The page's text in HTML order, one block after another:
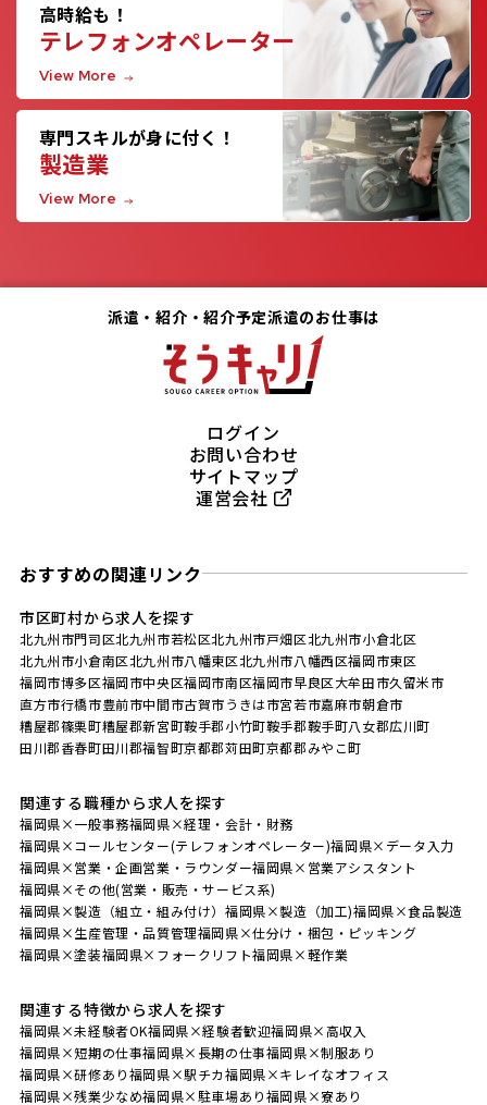
高時給も！
テレフォンオペレーター
View More
専門スキルが身に付く！
製造業
View More
派遣・紹介・紹介予定派遣のお仕事は
ログイン
お問い合わせ
サイトマップ
運営会社
おすすめの関連リンク
市区町村から求人を探す
北九州市門司区北九州市若松区北九州市戸畑区北九州市小倉北区
北九州市小倉南区北九州市八幡東区北九州市八幡西区福岡市東区
福岡市博多区福岡市中央区福岡市南区福岡市早良区大牟田市久留米市
直方市行橋市豊前市中間市古賀市うきは市宮若市嘉麻市朝倉市
糟屋郡篠栗町糟屋郡新宮町鞍手郡小竹町鞍手郡鞍手町八女郡広川町
田川郡香春町田川郡福智町京都郡苅田町京都郡みやこ町
関連する職種から求人を探す
福岡県×一般事務福岡県×経理・会計・財務
福岡県×コールセンター(テレフォンオペレーター)福岡県×データ入力
福岡県×営業・企画営業・ラウンダー福岡県×営業アシスタント
福岡県×その他(営業・販売・サービス系)
福岡県×製造（組立・組み付け）福岡県×製造（加工)福岡県×食品製造
福岡県×生産管理・品質管理福岡県×仕分け・梱包・ピッキング
福岡県×塗装福岡県×フォークリフト福岡県×軽作業
関連する特徴から求人を探す
福岡県×未経験者OK福岡県×経験者歓迎福岡県×高収入
福岡県×短期の仕事福岡県×長期の仕事福岡県×制服あり
福岡県×研修あり福岡県×駅チカ福岡県×キレイなオフィス
福岡県×残業少なめ福岡県×駐車場あり福岡県×寮あり